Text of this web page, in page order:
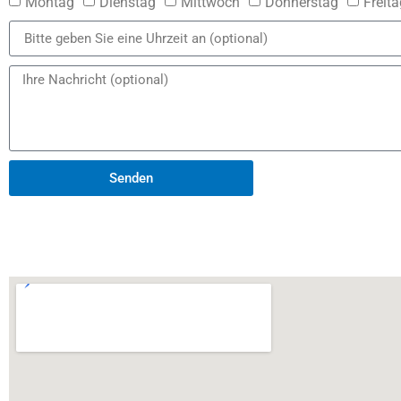
Senden